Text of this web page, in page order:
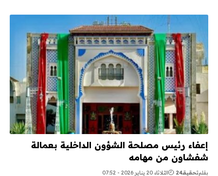
إعفاء رئيس مصلحة الشؤون الداخلية بعمالة
شفشاون من مهامه
بقلمتحقيقـ24 الثلاثاء 20 يناير 2026 - 07:52